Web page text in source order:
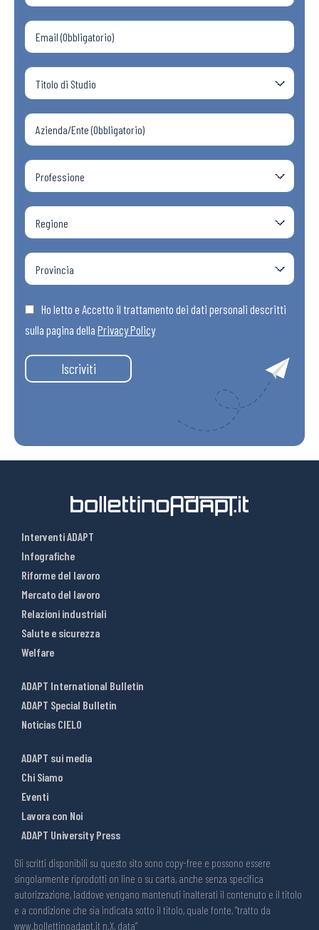
Ho letto e Accetto il trattamento dei dati personali descritti
sulla pagina della Privacy Policy
Iscriviti
Interventi ADAPT
Infografiche
Riforme del lavoro
Mercato del lavoro
Relazioni industriali
Salute e sicurezza
Welfare
ADAPT International Bulletin
ADAPT Special Bulletin
Noticias CIELO
ADAPT sui media
Chi Siamo
Eventi
Lavora con Noi
ADAPT University Press
Gli scritti disponibili su questo sito sono copy-free e possono essere
singolarmente riprodotti on line o su carta, anche senza specifica
autorizzazione, laddove vengano mantenuti inalterati il contenuto e il titolo
e a condizione che sia indicata sotto il titolo, quale fonte, “tratto da
www.bollettinoadapt.it n.X, data“